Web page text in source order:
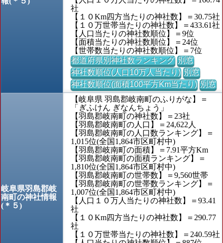
社
【１０Km四方当たりの神社数】＝30.75社
【１０万世帯当たりの神社数】＝433.61社
【人口当たりの神社数順位】＝9位
【面積当たりの神社数順位】＝24位
【世帯数当たりの神社数順位】＝7位
都道府県別神社数ランキング 別窓
神社数順位(人口10万人当たり) 別窓
神社数順位(面積100平方Km当たり) 別窓
岐阜県羽島郡岐
南町の神社情報
(＊５)
【岐阜県 羽島郡岐南町のふりがな】＝
「ぎふけん ぎなんちょう」
【羽島郡岐南町の神社数】＝23社
【羽島郡岐南町の人口】＝24,622人
【羽島郡岐南町の人口数ランキング】＝
1,015位(全国1,864市区町村中)
【羽島郡岐南町の面積】＝7.91平方Km
【羽島郡岐南町の面積ランキング】＝
1,810位(全国1,864市区町村中)
【羽島郡岐南町の世帯数】＝9,560世帯
【羽島郡岐南町の世帯数ランキング】＝
1,007位(全国1,864市区町村中)
【人口１０万人当たりの神社数】＝93.41
社
【１０Km四方当たりの神社数】＝290.77
社
【１０万世帯当たりの神社数】＝240.59社